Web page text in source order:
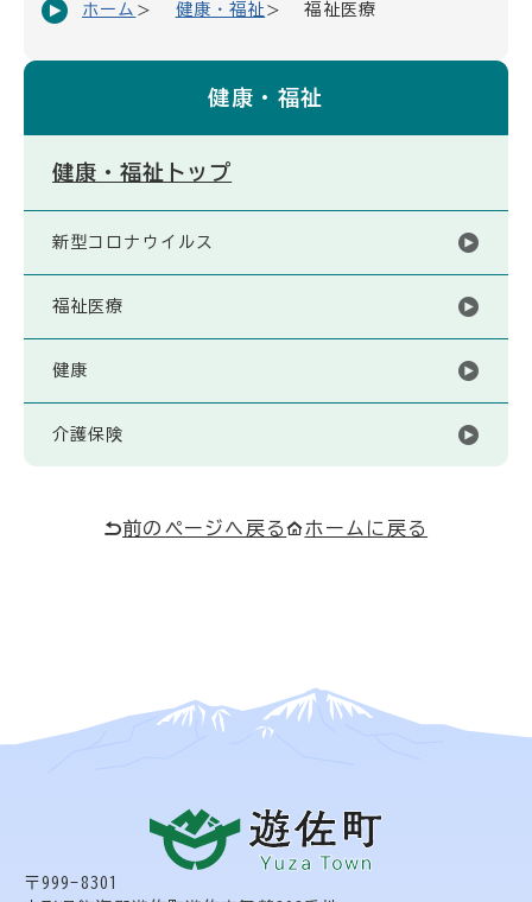
ホーム 健康・福祉 福祉医療
健康・福祉
健康・福祉トップ
新型コロナウイルス
福祉医療
健康
介護保険
前のページへ戻る ホームに戻る
〒999-8301